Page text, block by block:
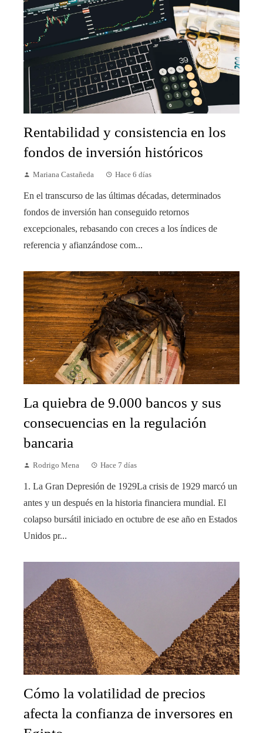
Rentabilidad y consistencia en los
fondos de inversión históricos
Mariana Castañeda Hace 6 días
En el transcurso de las últimas décadas, determinados
fondos de inversión han conseguido retornos
excepcionales, rebasando con creces a los índices de
referencia y afianzándose com...
La quiebra de 9.000 bancos y sus
consecuencias en la regulación
bancaria
Rodrigo Mena Hace 7 días
1. La Gran Depresión de 1929La crisis de 1929 marcó un
antes y un después en la historia financiera mundial. El
colapso bursátil iniciado en octubre de ese año en Estados
Unidos pr...
Cómo la volatilidad de precios
afecta la confianza de inversores en